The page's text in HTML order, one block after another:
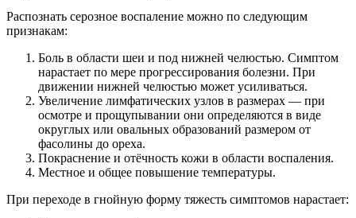
Распознать серозное воспаление можно по следующим
признакам:
Боль в области шеи и под нижней челюстью. Симптом
нарастает по мере прогрессирования болезни. При
движении нижней челюстью может усиливаться.
Увеличение лимфатических узлов в размерах — при
осмотре и прощупывании они определяются в виде
округлых или овальных образований размером от
фасолины до ореха.
Покраснение и отёчность кожи в области воспаления.
Местное и общее повышение температуры.
При переходе в гнойную форму тяжесть симптомов нарастает: